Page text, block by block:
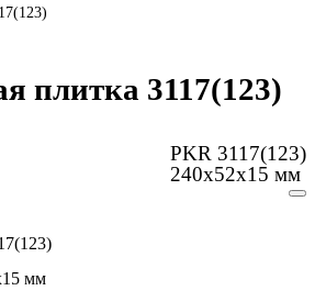
плитка 3117(123)
PKR 3117(123)
240х52х15 мм
мм